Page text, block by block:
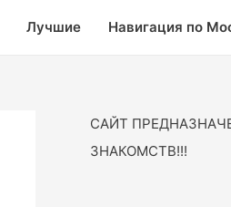
Лучшие Навигация по
САЙТ
ЗНАКОМСТВ!!!